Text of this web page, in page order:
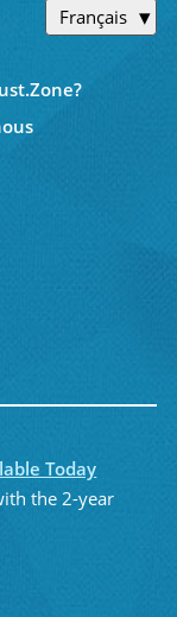
Français
Today
the 2-year